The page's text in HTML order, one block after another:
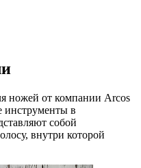
ножей от компании Arcos
инструменты в
собой
внутри которой